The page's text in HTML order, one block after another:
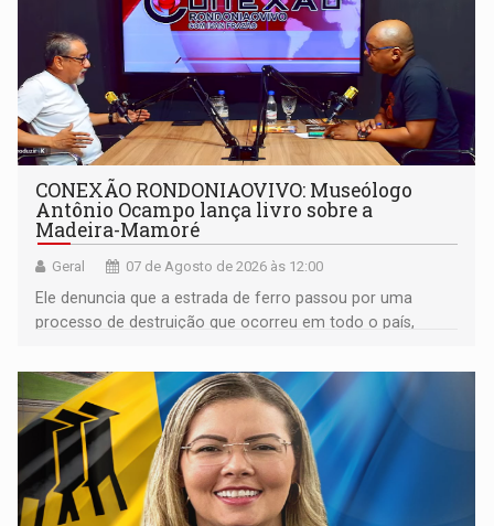
CONEXÃO RONDONIAOVIVO: Museólogo
Antônio Ocampo lança livro sobre a
Madeira-Mamoré
Geral 07 de Agosto de 2026 às 12:00
Ele denuncia que a estrada de ferro passou por uma
processo de destruição que ocorreu em todo o país,